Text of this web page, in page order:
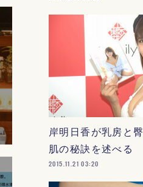
岸明日香が乳房と
肌の秘訣を述べる
2015.11.21 03:20